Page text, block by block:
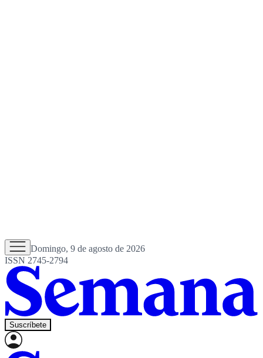
Domingo, 9 de agosto de 2026
ISSN 2745-2794
Suscríbete